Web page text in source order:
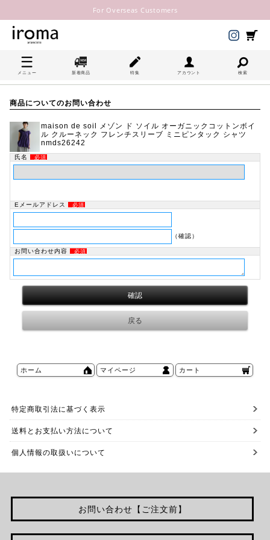
For Overseas Customers
メニュー 新着商品 特集 アカウント 検索
商品についてのお問い合わせ
maison de soil メゾン ド ソイル オーガニックコットンボイ
ル クルーネック フレンチスリーブ ミニピンタック シャツ
nmds26242
氏名 必須
Eメールアドレス 必須
（確認）
お問い合わせ内容 必須
ホーム マイページ カート
特定商取引法に基づく表示
送料とお支払い方法について
個人情報の取扱いについて
お問い合わせ【ご注文前】